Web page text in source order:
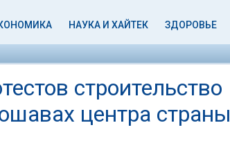
НАУКА И ХАЙТЕК ЗДОРОВЬЕ
строительство
центра страны